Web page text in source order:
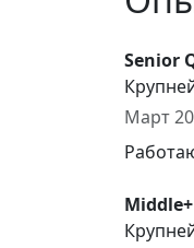
Senior
Март